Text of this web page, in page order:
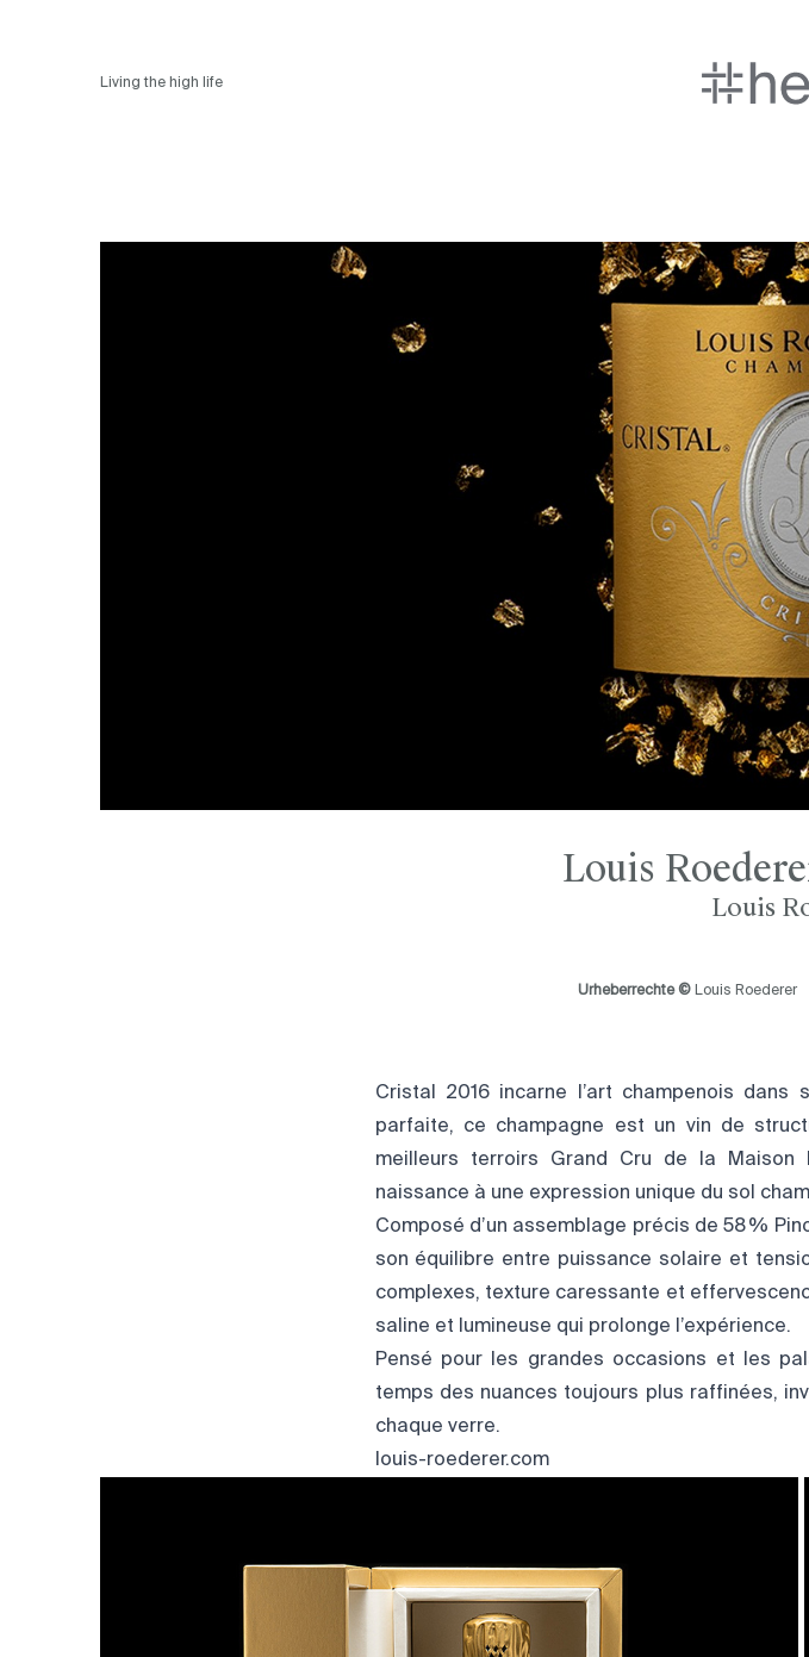
Living the high life
Louis
Louis
Urheberrechte © Louis Roederer
Cristal 2016 incarne l’art champenois dans
parfaite, ce champagne est un vin de
meilleurs terroirs Grand Cru de la Maison
naissance à une expression unique du sol
Composé d’un assemblage précis de 58 %
son équilibre entre puissance solaire et
complexes, texture caressante et
saline et lumineuse qui prolonge l’expérience.
Pensé pour les grandes occasions et les
temps des nuances toujours plus raffinées,
chaque verre.
louis-roederer.com